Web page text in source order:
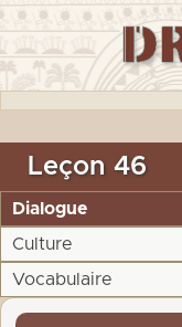
Leçon 46
Dialogue
Culture
Vocabulaire